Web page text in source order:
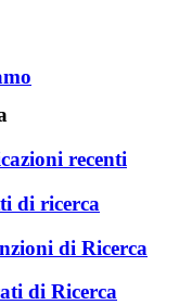
recenti
di ricerca
di Ricerca
di Ricerca